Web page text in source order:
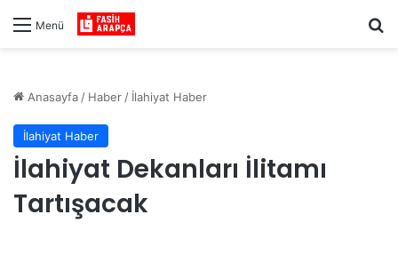
Menü
Anasayfa / Haber / İlahiyat Haber
İlahiyat Haber
İlahiyat Dekanları İlitamı
Tartışacak